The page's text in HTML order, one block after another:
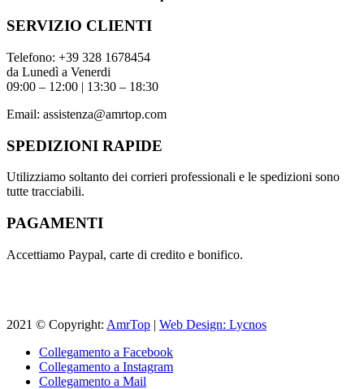
SERVIZIO CLIENTI
Telefono: +39 328 1678454
da Lunedì a Venerdi
09:00 – 12:00 | 13:30 – 18:30
Email: assistenza@amrtop.com
SPEDIZIONI RAPIDE
Utilizziamo soltanto dei corrieri professionali e le spedizioni sono
tutte tracciabili.
PAGAMENTI
Accettiamo Paypal, carte di credito e bonifico.
2021 © Copyright: AmrTop | Web Design: Lycnos
Collegamento a Facebook
Collegamento a Instagram
Collegamento a Mail